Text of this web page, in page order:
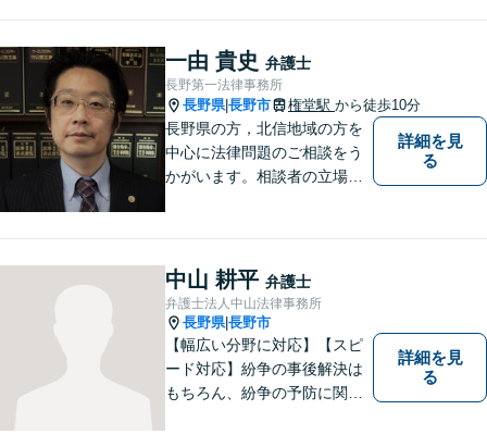
スをご提供します。
一由 貴史 弁護士
長野第一法律事務所
長野県|長野市 権堂駅 から徒歩10分
長野県の方，北信地域の方を
中心に法律問題のご相談をう
かがいます。相談者の立場を
詳細を見
る
中山 耕平 弁護士
弁護士法人中山法律事務所
長野県|長野市
【幅広い分野に対応】【スピ
ード対応】紛争の事後解決は
もちろん、紛争の予防に関す
詳細を見
る